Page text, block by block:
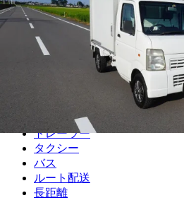
大型トラック
中型トラック
ダンプ
トレーラー
タクシー
バス
ルート配送
長距離